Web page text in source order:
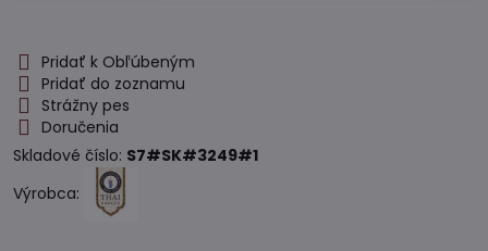
Pridať k Obľúbeným
Pridať do zoznamu
Strážny pes
Doručenia
Skladové číslo: S7#SK#3249#1
Výrobca: